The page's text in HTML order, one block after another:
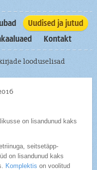
Uudised ja jutud
Kontakt
looduselisad
on lisandunud kaks
seitsetäpp-
on lisandunud kaks
Komplektis on voolitud